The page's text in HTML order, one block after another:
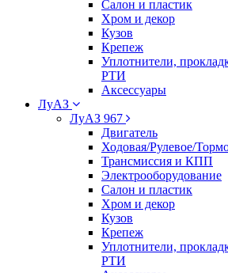
Салон и пластик
Хром и декор
Кузов
Крепеж
Уплотнители,
РТИ
Аксессуары
ЛуАЗ
ЛуАЗ 967
Двигатель
Ходовая/Рулевое/
Трансмиссия и КПП
Электрооборудование
Салон и пластик
Хром и декор
Кузов
Крепеж
Уплотнители,
РТИ